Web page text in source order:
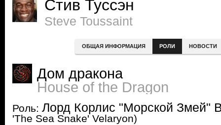
Стив Туссэн
Steve Toussaint
ОБЩАЯ ИНФОРМАЦИЯ РОЛИ НОВОСТИ
Дом дракона
House of the Dragon
Роль: Лорд Корлис "Морской Змей"
'The Sea Snake' Velaryon)